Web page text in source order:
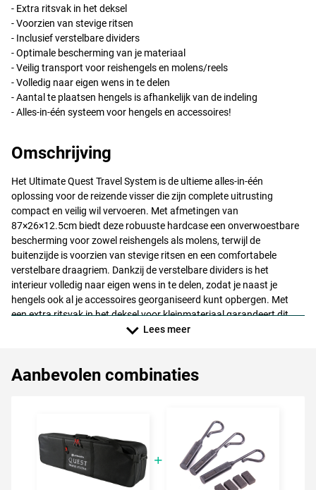
- Extra ritsvak in het deksel
- Voorzien van stevige ritsen
- Inclusief verstelbare dividers
- Optimale bescherming van je materiaal
- Veilig transport voor reishengels en molens/reels
- Volledig naar eigen wens in te delen
- Aantal te plaatsen hengels is afhankelijk van de indeling
- Alles-in-één systeem voor hengels en accessoires!
Omschrijving
Het Ultimate Quest Travel System is de ultieme alles-in-één
oplossing voor de reizende visser die zijn complete uitrusting
compact en veilig wil vervoeren. Met afmetingen van
87×26×12.5cm biedt deze robuuste hardcase een onverwoestbare
bescherming voor zowel reishengels als molens, terwijl de
buitenzijde is voorzien van stevige ritsen en een comfortabele
verstelbare draagriem. Dankzij de verstelbare dividers is het
interieur volledig naar eigen wens in te delen, zodat je naast je
hengels ook al je accessoires georganiseerd kunt opbergen. Met
een extra ritsvak in het deksel voor kleinmateriaal garandeert dit
systeem een optimaal en veilig transport van je kostbare materiaal,
Lees meer
Aanbevolen combinaties